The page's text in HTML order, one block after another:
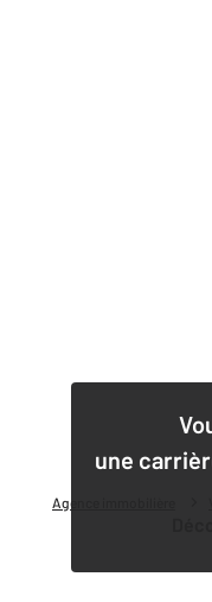
Agence immobilière
une